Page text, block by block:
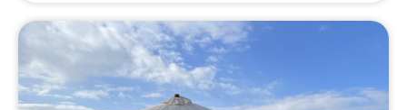
いちごけずり、冬の季節クレープ、ガパオライス、クレー
プ